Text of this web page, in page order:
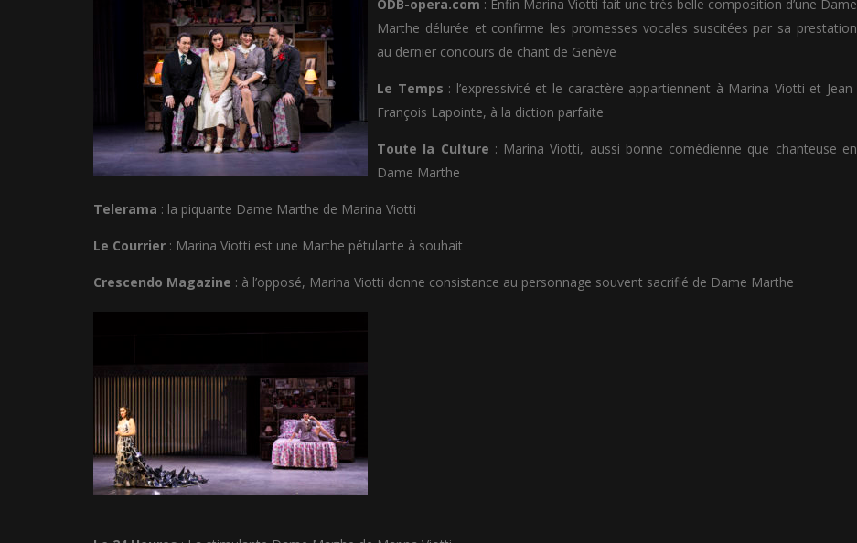
ODB-opera.com : Enfin Marina Viotti fait une très belle composition d’une Dame
Marthe délurée et confirme les promesses vocales suscitées par sa prestation
au dernier concours de chant de Genève
Le Temps : l’expressivité et le caractère appartiennent à Marina Viotti et Jean-
François Lapointe, à la diction parfaite
Toute la Culture : Marina Viotti, aussi bonne comédienne que chanteuse en
Dame Marthe
Telerama : la piquante Dame Marthe de Marina Viotti
Le Courrier : Marina Viotti est une Marthe pétulante à souhait
Crescendo Magazine : à l’opposé, Marina Viotti donne consistance au personnage souvent sacrifié de Dame Marthe